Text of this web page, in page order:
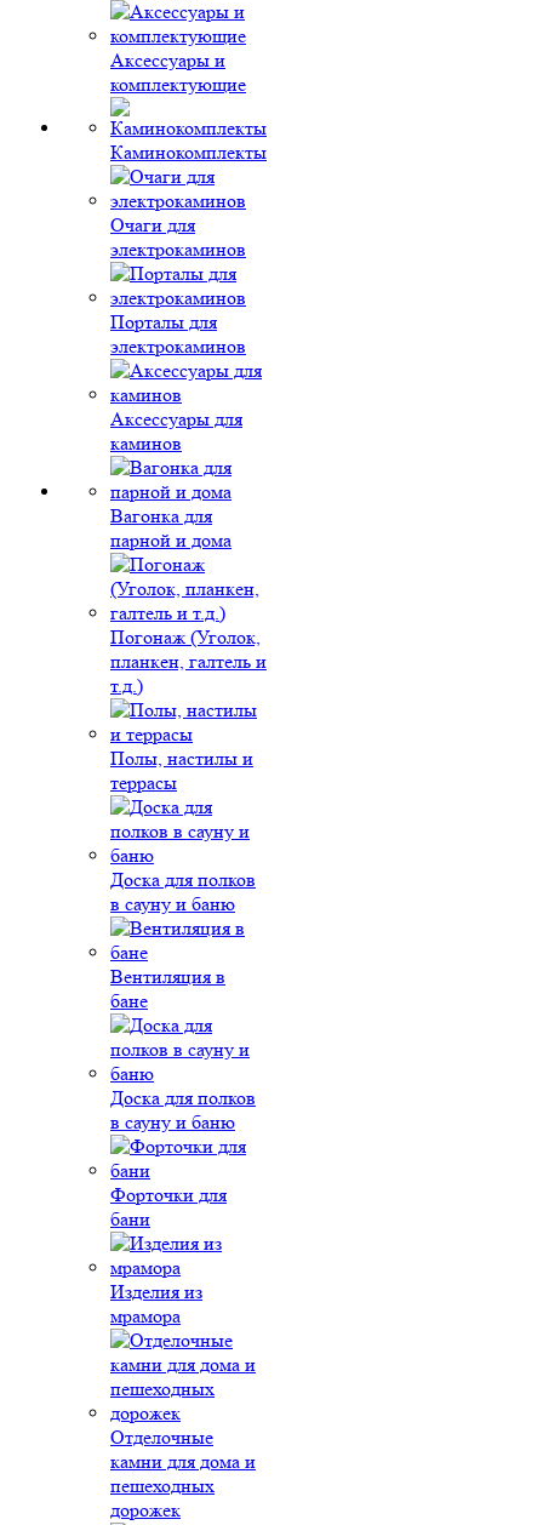
Аксессуары и
комплектующие
Каминокомплекты
Очаги для
электрокаминов
Порталы для
электрокаминов
Аксессуары для
каминов
Вагонка для
парной и дома
Погонаж (Уголок,
планкен, галтель и
т.д.)
Полы, настилы и
террасы
Доска для полков
в сауну и баню
Вентиляция в
бане
Доска для полков
в сауну и баню
Форточки для
бани
Изделия из
мрамора
Отделочные
камни для дома и
пешеходных
дорожек